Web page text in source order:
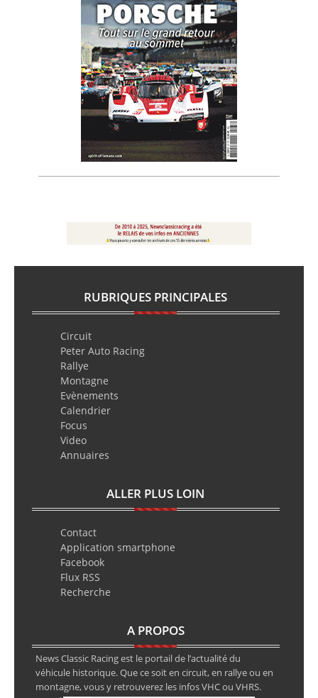
RUBRIQUES PRINCIPALES
Circuit
Peter Auto Racing
Rallye
Montagne
Evènements
Calendrier
Focus
Video
Annuaires
ALLER PLUS LOIN
Contact
Application smartphone
Facebook
Flux RSS
Recherche
A PROPOS
News Classic Racing est le portail de l’actualité du
véhicule historique. Que ce soit en circuit, en rallye ou en
montagne, vous y retrouverez les infos VHC ou VHRS.